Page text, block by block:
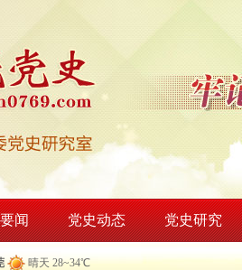
闻 党史动态 党史研究
晴天 28~34℃